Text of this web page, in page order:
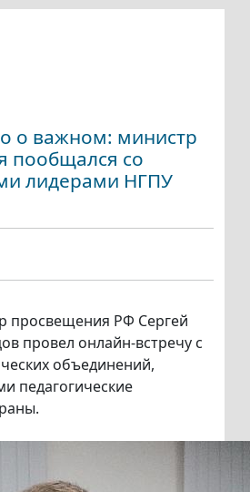
о важном: министр
пообщался со
лидерами НГПУ
просвещения РФ Сергей
провел онлайн-встречу с
объединений,
педагогические